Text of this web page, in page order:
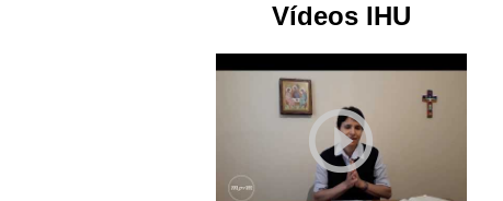
Vídeos IHU
play_circle_outline